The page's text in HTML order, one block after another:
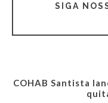
SIGA
COHAB Santista